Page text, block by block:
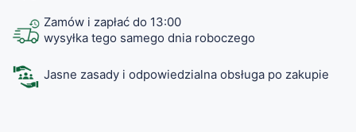
Zamów i zapłać do 13:00
wysyłka tego samego dnia roboczego
Jasne zasady i odpowiedzialna obsługa po zakupie